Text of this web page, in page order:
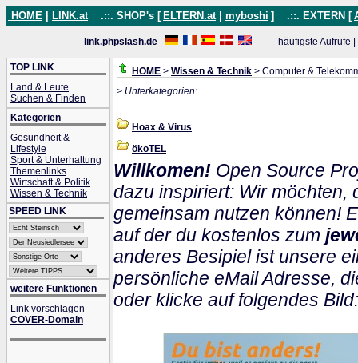
HOME LINK.at .::. SHOP's [ ELTERN.at myboshi ] .::. EXTERN [
link.phpslash.de häufigste Aufrufe
TOP LINK
Land & Leute
Suchen & Finden
Kategorien
Gesundheit &
Lifestyle
Sport & Unterhaltung
Themenlinks
Wirtschaft & Politik
Wissen & Technik
SPEED LINK
weitere Funktionen
Link vorschlagen
COVER-Domain
HOME > Wissen & Technik > Computer &
> Unterkategorien:
Hoax & Virus
ökoTEL
Willkomen! Open Source
dazu inspiriert: Wir möchten,
gemeinsam nutzen können!
auf der du kostenlos zum
anderes Besipiel ist unsere
persönliche eMail Adresse,
oder klicke auf folgendes Bild: